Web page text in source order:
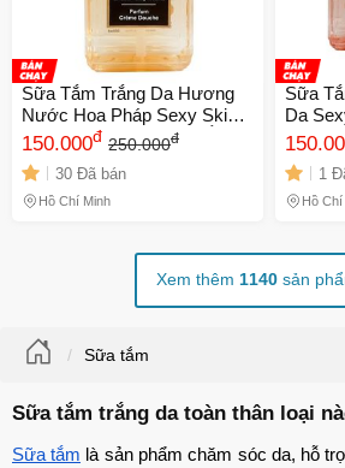
Sữa Tắm Trắng Da Hương
Nước Hoa Pháp Sexy Skin
Honey 600ml - Dưỡng Ẩm,
Cho Làn Da Tươi Sáng
150.000đ 250.000đ
30 Đã bán
Hồ Chí Minh
Sữa
Da
600ml
Tất Cả
Hãng
1
Hồ Chí
Xem thêm 1140 sản
Sữa tắm
Sữa tắm trắng da toàn thân loại
Sữa tắm là sản phẩm chăm sóc da, hỗ